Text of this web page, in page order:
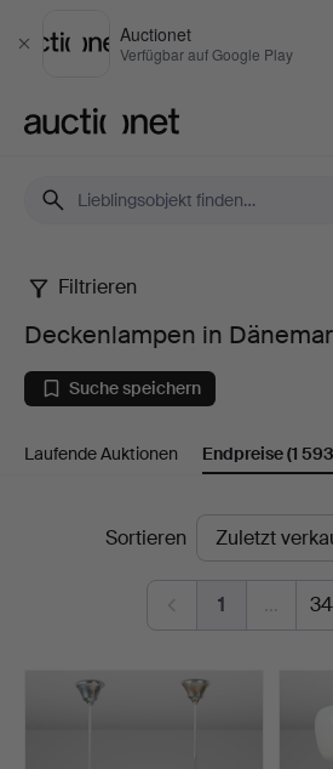
Schließen
Auctionet
Verfügbar auf Google Play
Deckenlampen
in
Dänemark
Filtrieren
Deckenlampen in
Suche speichern
Laufende Auktionen Endpreise(1
EndpreiseSortieren
1 … 34